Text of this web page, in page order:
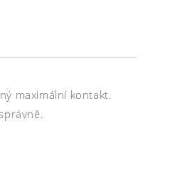
maximální kontakt.